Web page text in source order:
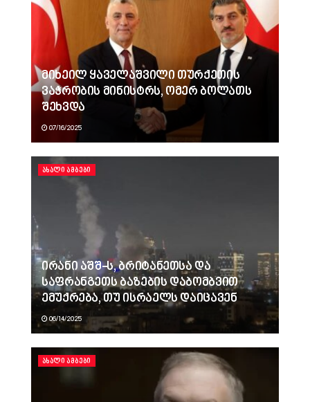
მიხეილ ყაველაშვილი თურქეთის
ვაჭრობის მინისტრს, ომერ ბოლათს
შეხვდა
07/16/2025
ᲐᲮᲐᲚᲘ ᲐᲛᲑᲔᲑᲘ
ირანი აშშ-ს, ბრიტანეთსა და
საფრანგეთს ბაზების დაბომბვით
ემუქრება, თუ ისრაელს დაიცავენ
06/14/2025
ᲐᲮᲐᲚᲘ ᲐᲛᲑᲔᲑᲘ